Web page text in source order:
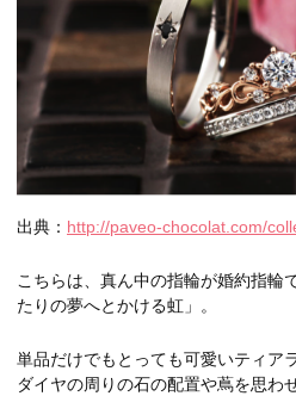
出典： http://paveo-chocolat.com/
こちらは、真ん中の指輪が婚約指輪
たりの夢へとかける虹」。
単品だけでもとっても可愛いティア
ダイヤの周りの石の配置や蔦を思わ